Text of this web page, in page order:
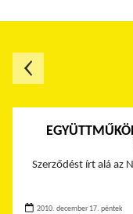
Szerződést írt alá az
2010. december 17. péntek